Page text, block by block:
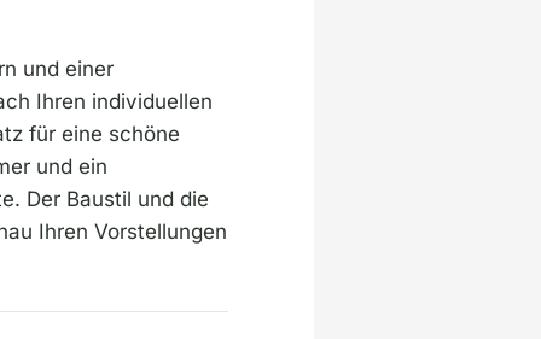
und einer
Ihren individuellen
für eine schöne
und ein
Der Baustil und die
Ihren Vorstellungen